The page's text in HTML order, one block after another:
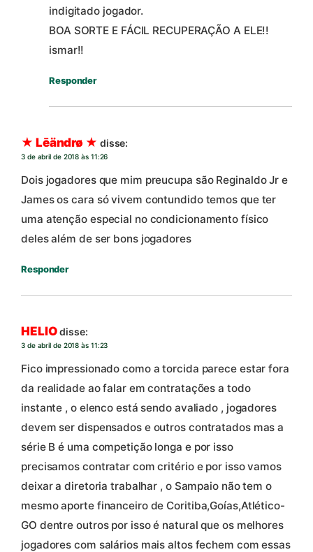
indigitado jogador.
BOA SORTE E FÁCIL RECUPERAÇÃO A ELE!!
ismar!!
Responder
★ Lēändrø ★ disse:
3 de abril de 2018 às 11:26
Dois jogadores que mim preucupa são Reginaldo Jr e
James os cara só vivem contundido temos que ter
uma atenção especial no condicionamento físico
deles além de ser bons jogadores
Responder
HELIO disse:
3 de abril de 2018 às 11:23
Fico impressionado como a torcida parece estar fora
da realidade ao falar em contratações a todo
instante , o elenco está sendo avaliado , jogadores
devem ser dispensados e outros contratados mas a
série B é uma competição longa e por isso
precisamos contratar com critério e por isso vamos
deixar a diretoria trabalhar , o Sampaio não tem o
mesmo aporte financeiro de Coritiba,Goías,Atlético-
GO dentre outros por isso é natural que os melhores
jogadores com salários mais altos fechem com essas